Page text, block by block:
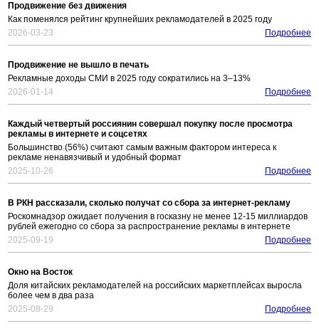
Продвижение без движения
Как поменялся рейтинг крупнейших рекламодателей в 2025 году
2026-03-23
Подробнее
Продвижение не вышло в печать
Рекламные доходы СМИ в 2025 году сократились на 3–13%
2026-01-14
Подробнее
Каждый четвертый россиянин совершал покупку после просмотра
рекламы в интернете и соцсетях
Большинство (56%) считают самым важным фактором интереса к
рекламе ненавязчивый и удобный формат
2025-10-26
Подробнее
В РКН рассказали, сколько получат со сбора за интернет-рекламу
Роскомнадзор ожидает получения в госказну не менее 12-15 миллиардов
рублей ежегодно со сбора за распространение рекламы в интернете
2025-09-19
Подробнее
Окно на Восток
Доля китайских рекламодателей на российских маркетплейсах выросла
более чем в два раза
2025-08-29
Подробнее